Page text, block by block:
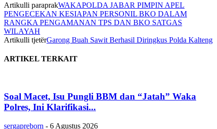
Artikulli paraprakWAKAPOLDA JABAR PIMPIN APEL
PENGECEKAN KESIAPAN PERSONIL BKO DALAM
RANGKA PENGAMANAN TPS DAN BKO SATGAS
WILAYAH
Artikulli tjetërGarong Buah Sawit Berhasil Diringkus Polda Kalteng
ARTIKEL TERKAIT
Soal Macet, Isu Pungli BBM dan “Jatah” Waka
Polres, Ini Klarifikasi...
sergapreborn - 6 Agustus 2026